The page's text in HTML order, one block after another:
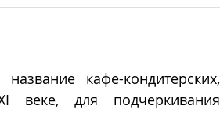
кафе-кондитерских,
веке, для подчеркивания